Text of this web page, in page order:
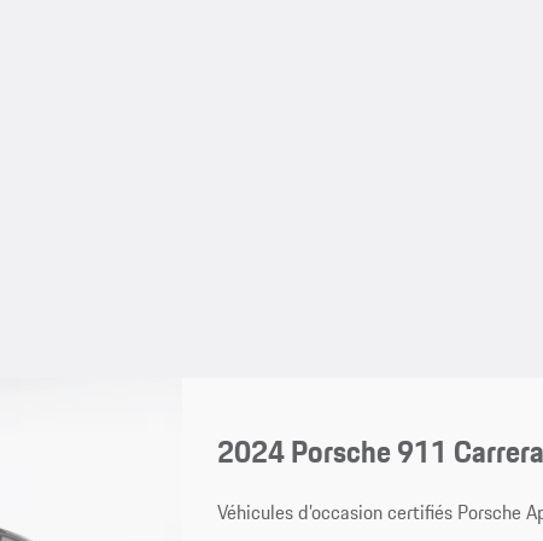
2024 Porsche 911
Véhicules d’occasion certifiés Porsche